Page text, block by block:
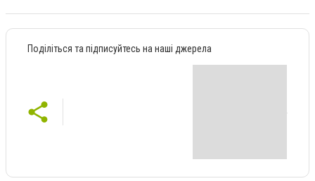
Поділіться та підписуйтесь на наші джерела